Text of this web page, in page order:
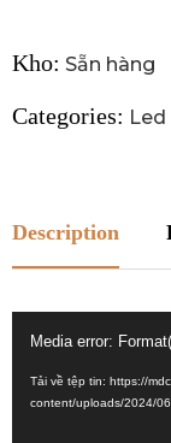
Kho: Sẵn hàng
Categories: Led
Description
Video
Media error:
Tải về tệp tin: https://
content/uploads/2024/